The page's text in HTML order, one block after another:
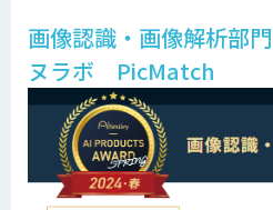
画像認識・画像解析部
ヌラボ PicMatch